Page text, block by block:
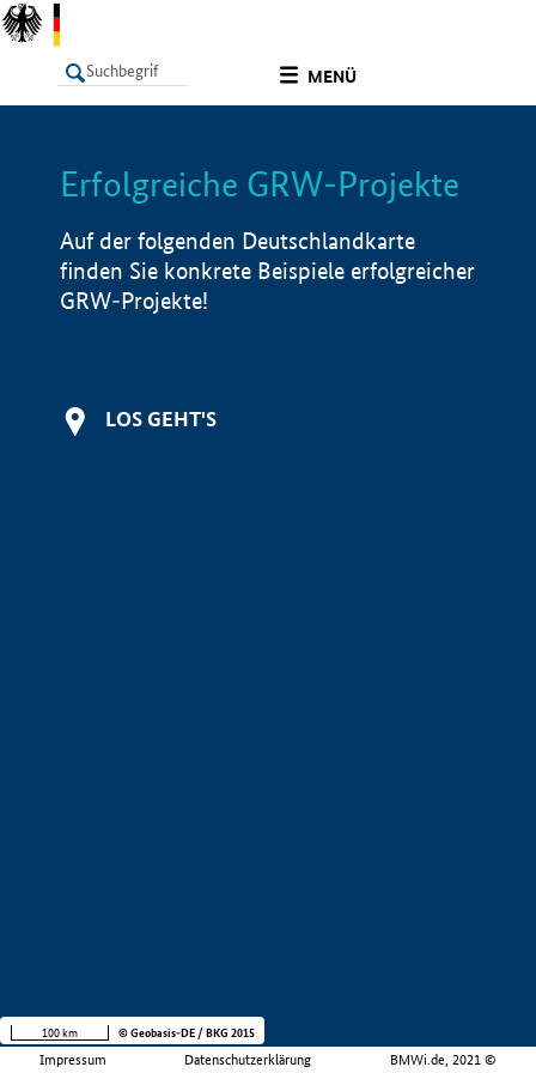
MENÜ
LISTE Info
Erfolgreiche GRW-Projekte
Auf der folgenden Deutschlandkarte
finden Sie konkrete Beispiele erfolgreicher
GRW-Projekte!
LOS GEHT'S
Impressum Datenschutzerklärung BMWi.de, 2021 ©
100 km © Geobasis-DE / BKG 2015